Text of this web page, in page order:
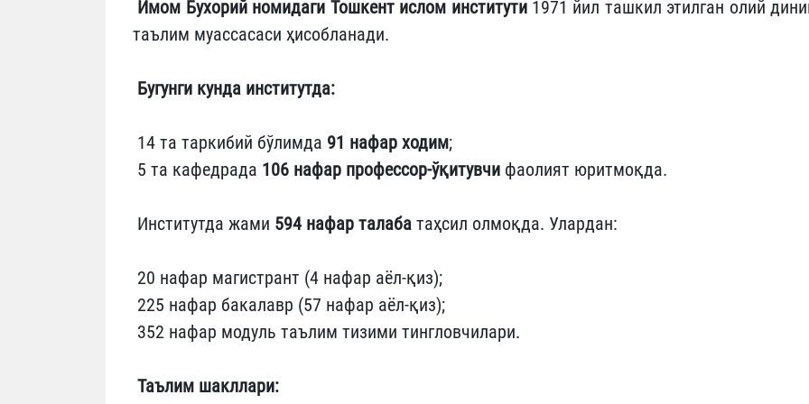
Имом Бухорий номидаги Тошкент ислом институти1971 йил ташкил этилган олий
таълим муассасаси ҳисобланади.
Бугунги кунда институтда:
14 та таркибий бўлимда 91 нафар ходим;
5 та кафедрада 106 нафар профессор-ўқитувчи фаолият юритмоқда.
Институтда жами 594 нафар талаба таҳсил олмоқда. Улардан:
20 нафар магистрант (4 нафар аёл-қиз);
225 нафар бакалавр (57 нафар аёл-қиз);
352 нафар модуль таълим тизими тингловчилари.
Таълим шакллари: